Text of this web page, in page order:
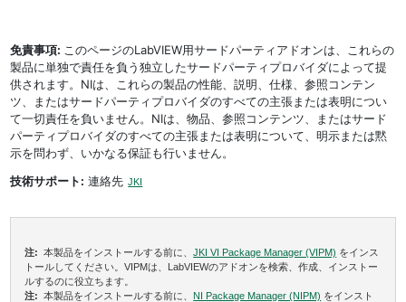
免責事項: このページのLabVIEW用サードパーティアドオンは、これらの
製品に単独で責任を負う独立したサードパーティプロバイダによって提
供されます。NIは、これらの製品の性能、説明、仕様、参照コンテン
ツ、またはサードパーティプロバイダのすべての主張または表明につい
て一切責任を負いません。NIは、物品、参照コンテンツ、またはサード
パーティプロバイダのすべての主張または表明について、明示または黙
示を問わず、いかなる保証も行いません。
技術サポート: 連絡先 JKI
注:本製品をインストールする前に、JKI VI Package Manager (VIPM) をインス
トールしてください。VIPMは、LabVIEWのアドオンを検索、作成、インストー
ルするのに役立ちます。
注:本製品をインストールする前に、 NI Package Manager (NIPM) をインスト